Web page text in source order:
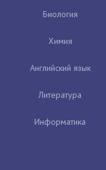
Биология
Химия
Английский язык
Литература
Информатика